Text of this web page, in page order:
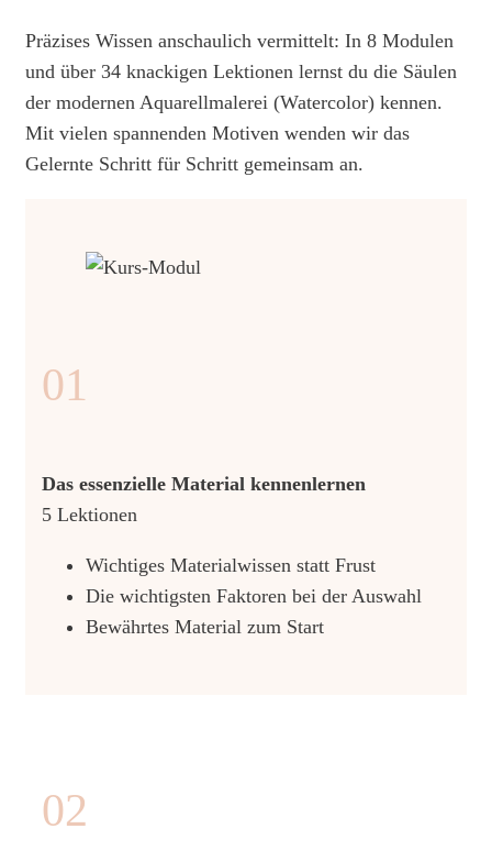
Präzises Wissen anschaulich vermittelt: In 8 Modulen
und über 34 knackigen Lektionen lernst du die Säulen
der modernen Aquarellmalerei (Watercolor) kennen.
Mit vielen spannenden Motiven wenden wir das
Gelernte Schritt für Schritt gemeinsam an.
01
Das essenzielle Material kennenlernen
5 Lektionen
Wichtiges Materialwissen statt Frust
Die wichtigsten Faktoren bei der Auswahl
Bewährtes Material zum Start
02